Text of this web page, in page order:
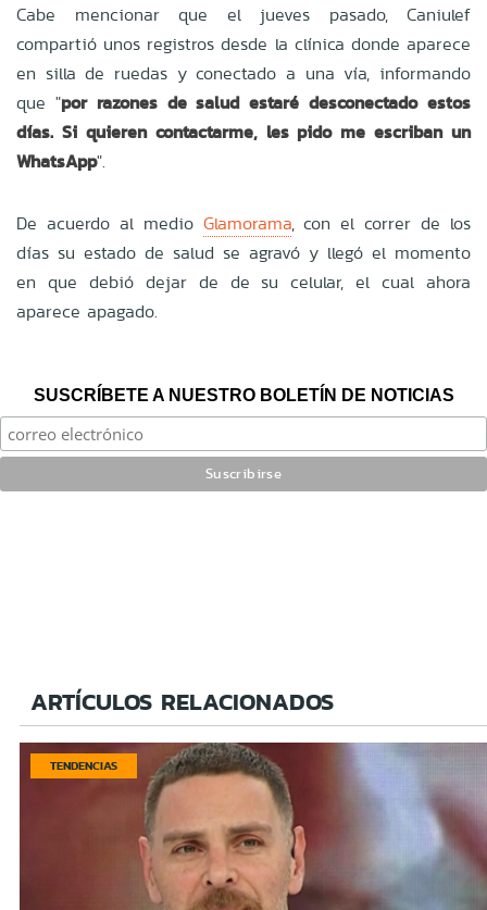
Cabe mencionar que el jueves pasado, Caniulef
compartió unos registros desde la clínica donde aparece
en silla de ruedas y conectado a una vía, informando
que "por razones de salud estaré desconectado estos
días. Si quieren contactarme, les pido me escriban un
WhatsApp".
De acuerdo al medio Glamorama, con el correr de los
días su estado de salud se agravó y llegó el momento
en que debió dejar de de su celular, el cual ahora
aparece apagado.
SUSCRÍBETE A NUESTRO BOLETÍN DE NOTICIAS
ARTÍCULOS RELACIONADOS
TENDENCIAS